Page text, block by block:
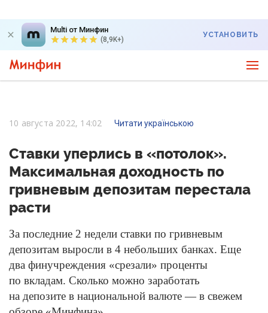
Multi от Минфин
(8,9K+)
УСТАНОВИТЬ
10 августа 2022, 14:02 Читати українською
Ставки уперлись в «потолок».
Максимальная доходность по
гривневым депозитам перестала
расти
За последние 2 недели ставки по гривневым
депозитам выросли в 4 небольших банках. Еще
два финучреждения «срезали» проценты
по вкладам. Сколько можно заработать
на депозите в национальной валюте — в свежем